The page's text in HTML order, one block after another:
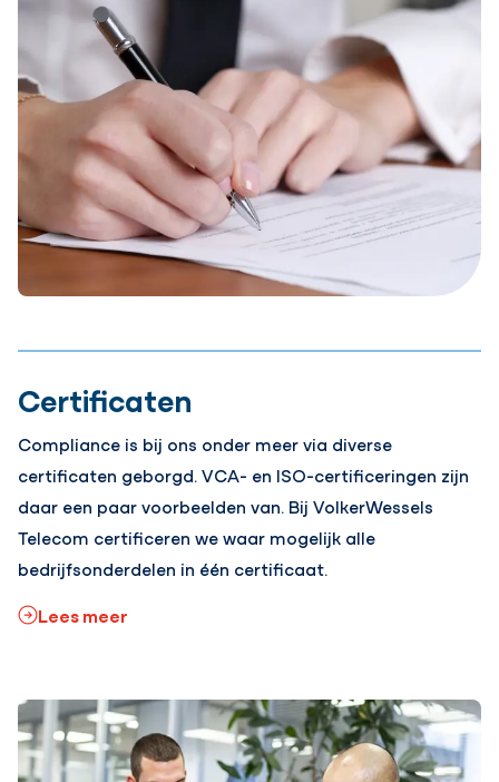
Certificaten
Compliance is bij ons onder meer via diverse
certificaten geborgd. VCA- en ISO-certificeringen zijn
daar een paar voorbeelden van. Bij VolkerWessels
Telecom certificeren we waar mogelijk alle
bedrijfsonderdelen in één certificaat.
Lees meer